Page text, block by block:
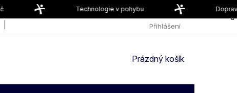
Technologie v pohybu
Přihlášení
NÁKUPNÍ
Prázdný košík